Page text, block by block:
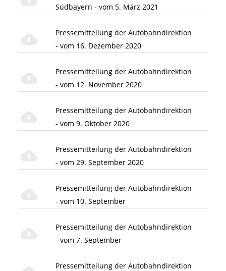
Südbayern - vom 5. März 2021
Pressemitteilung der Autobahndirektion
- vom 16. Dezember 2020
Pressemitteilung der Autobahndirektion
- vom 12. November 2020
Pressemitteilung der Autobahndirektion
- vom 9. Oktober 2020
Pressemitteilung der Autobahndirektion
- vom 29. September 2020
Pressemitteilung der Autobahndirektion
- vom 10. September
Pressemitteilung der Autobahndirektion
- vom 7. September
Pressemitteilung der Autobahndirektion